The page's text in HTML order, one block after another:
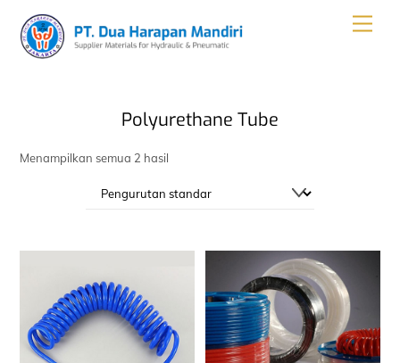
content
Polyurethane Tube
Menampilkan semua 2 hasil